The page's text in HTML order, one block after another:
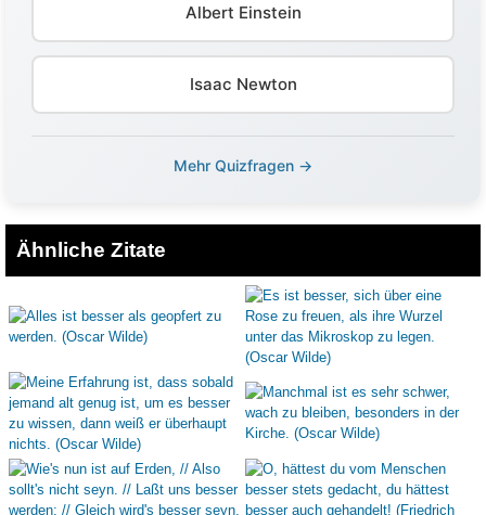
Albert Einstein
Isaac Newton
Mehr Quizfragen →
Ähnliche Zitate